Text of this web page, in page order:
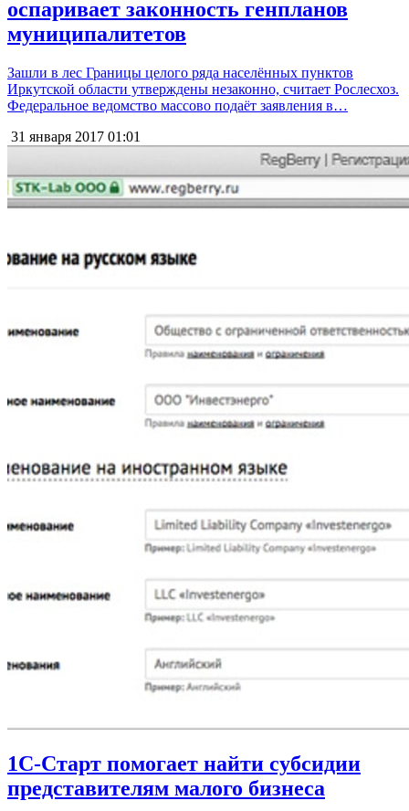
оспаривает законность генпланов
муниципалитетов
Зашли в лес Границы целого ряда населённых пунктов
Иркутской области утверждены незаконно, считает Рослесхоз.
Федеральное ведомство массово подаёт заявления в…
31 января 2017 01:01
1С-Старт помогает найти субсидии
представителям малого бизнеса